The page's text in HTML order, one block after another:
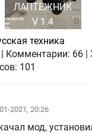
ЛАПТЕЖНИК
V 1.4
техника
Комментарии: 66
101
2021, 20:26
мод,